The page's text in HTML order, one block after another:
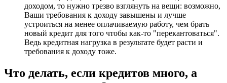
доходом, то нужно трезво взглянуть на вещи: возможно,
Ваши требования к доходу завышены и лучше
устроиться на менее оплачиваемую работу, чем брать
новый кредит для того чтобы как-то "перекантоваться".
Ведь кредитная нагрузка в результате будет расти и
требования к доходу тоже.
Что делать, если кредитов много, а